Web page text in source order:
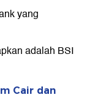
yang
adalah BSI
Cair dan